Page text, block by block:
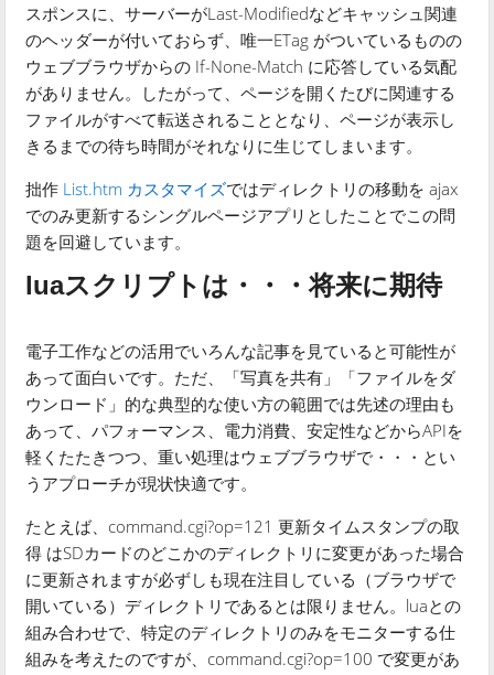
スポンスに、サーバーがLast-Modifiedなどキャッシュ関連
のヘッダーが付いておらず、唯一ETag がついているものの
ウェブブラウザからの If-None-Match に応答している気配
がありません。したがって、ページを開くたびに関連する
ファイルがすべて転送されることとなり、ページが表示し
きるまでの待ち時間がそれなりに生じてしまいます。
拙作 List.htm カスタマイズではディレクトリの移動を ajax
でのみ更新するシングルページアプリとしたことでこの問
題を回避しています。
luaスクリプトは・・・将来に期待
電子工作などの活用でいろんな記事を見ていると可能性が
あって面白いです。ただ、「写真を共有」「ファイルをダ
ウンロード」的な典型的な使い方の範囲では先述の理由も
あって、パフォーマンス、電力消費、安定性などからAPIを
軽くたたきつつ、重い処理はウェブブラウザで・・・とい
うアプローチが現状快適です。
たとえば、command.cgi?op=121 更新タイムスタンプの取
得 はSDカードのどこかのディレクトリに変更があった場合
に更新されますが必ずしも現在注目している（ブラウザで
開いている）ディレクトリであるとは限りません。luaとの
組み合わせで、特定のディレクトリのみをモニターする仕
組みを考えたのですが、command.cgi?op=100 で変更があ